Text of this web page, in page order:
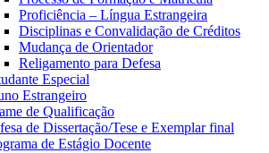
Proficiência – Língua Estrangeira
Disciplinas e Convalidação de Créditos
Mudança de Orientador
Religamento para Defesa
Especial
Estrangeiro
de Qualificação
de Dissertação/Tese e Exemplar final
de Estágio Docente